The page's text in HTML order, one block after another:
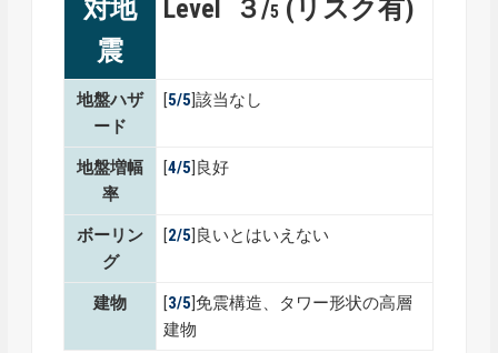
対地
震
Level ３/5 (リスク有)
地盤ハザ
ード
[5/5]該当なし
地盤増幅
率
[4/5]良好
ボーリン
グ
[2/5]良いとはいえない
建物 [3/5]免震構造、タワー形状の高層
建物